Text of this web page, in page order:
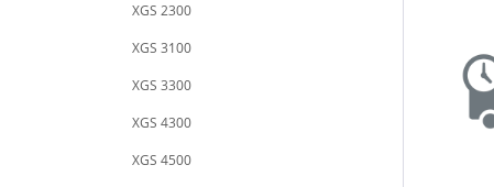
XGS 2300
XGS 3100
XGS 3300
XGS 4300
XGS 4500